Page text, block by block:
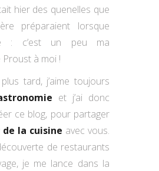
hier des quenelles que
préparaient lorsque
: c’est un peu ma
à moi !
tard, j’aime toujours
et j’ai donc
ce blog, pour partager
la cuisine avec vous.
de restaurants
je me lance dans la